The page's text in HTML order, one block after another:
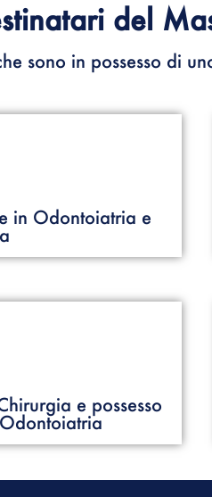
del
sono in possesso di
in Odontoiatria e
e possesso